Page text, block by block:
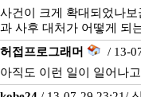
사건이 크게 확대되었나
과 사후 대처가 어떻게 되
허접프로그래머
/ 13-
아직도 이런 일이 일어나